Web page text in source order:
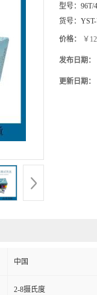
型号： 96T/
货号：
价格： ￥
发布日期：
更新日期：
中国
2-8摄氏度